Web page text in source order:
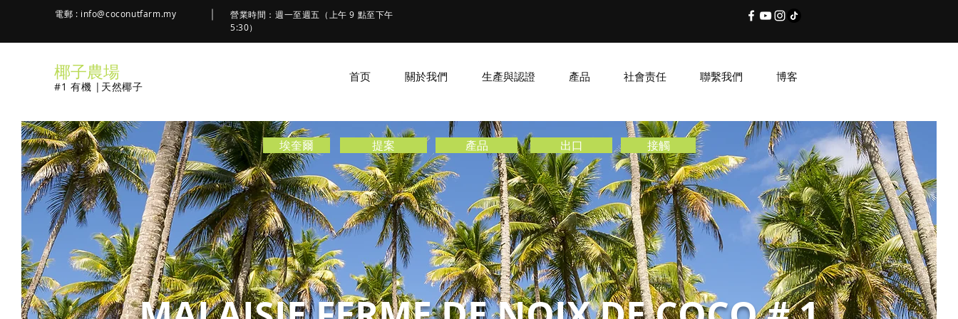
電郵 : info@coconutfarm.my
營業時間：週一至週五（上午 9 點至下午
5:30）
椰子農場
#1 有機 |天然椰子
首页 關於我們 生產與認證 產品 社會责任 聯繫我們 博客
埃奎爾 提案 產品 出口 接觸